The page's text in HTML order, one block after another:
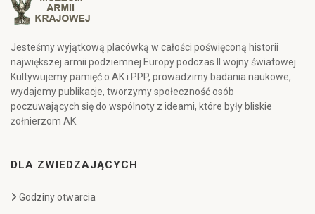
Jesteśmy wyjątkową placówką w całości poświęconą historii
największej armii podziemnej Europy podczas II wojny światowej.
Kultywujemy pamięć o AK i PPP, prowadzimy badania naukowe,
wydajemy publikacje, tworzymy społeczność osób
poczuwających się do wspólnoty z ideami, które były bliskie
żołnierzom AK.
DLA ZWIEDZAJĄCYCH
Godziny otwarcia